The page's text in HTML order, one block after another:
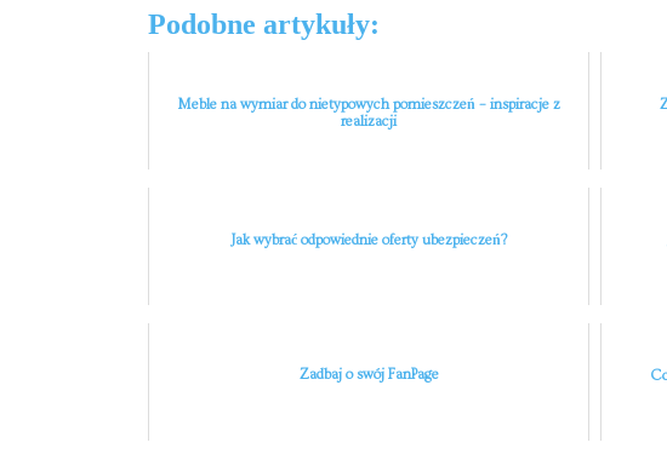
Podobne artykuły:
Meble na wymiar do nietypowych pomieszczeń – inspiracje z
realizacji
Jak wybrać odpowiednie oferty ubezpieczeń?
Zadbaj o swój FanPage